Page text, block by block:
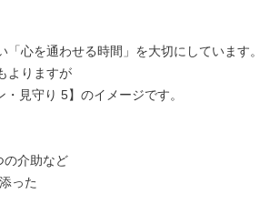
「心を通わせる時間」を大切にしています。
よりますが
・見守り 5】のイメージです。
の介助など